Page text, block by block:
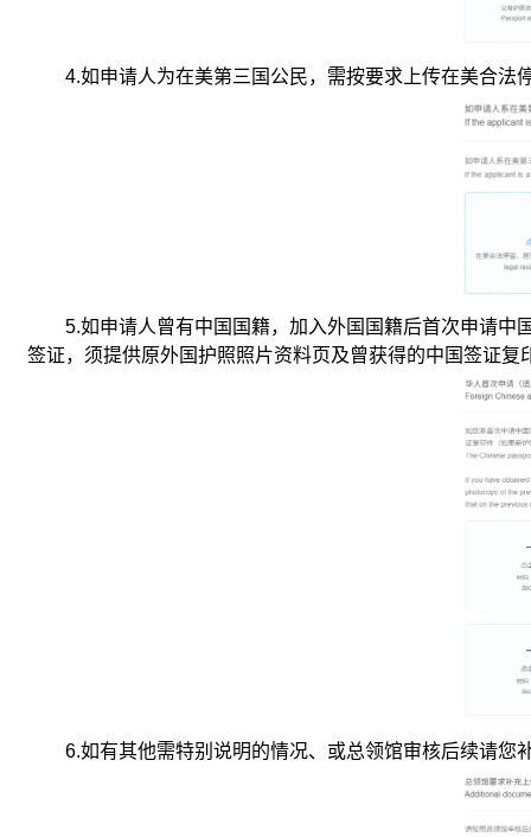
4.如申请人为在美第三国公民，需按要求上传在美合法
5.如申请人曾有中国国籍，加入外国国籍后首次申请中
签证，须提供原外国护照照片资料页及曾获得的中国签证
6.如有其他需特别说明的情况、或总领馆审核后续请您